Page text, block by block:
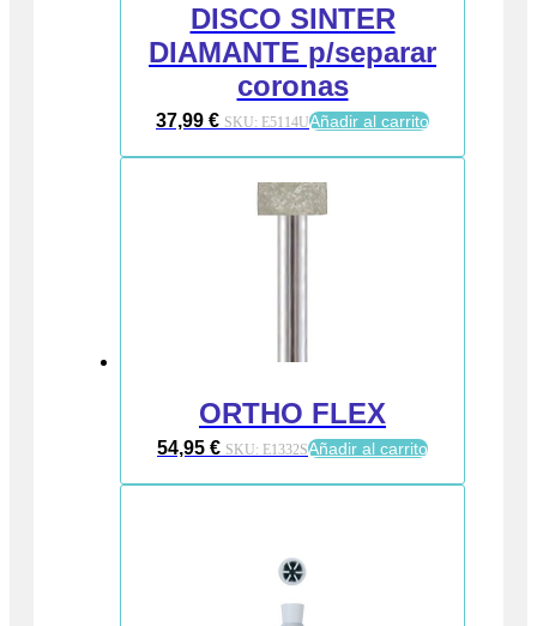
DISCO SINTER
DIAMANTE p/separar
coronas
37,99 € SKU: E5114UAñadir al carrito
ORTHO FLEX
54,95 € SKU: E1332SAñadir al carrito